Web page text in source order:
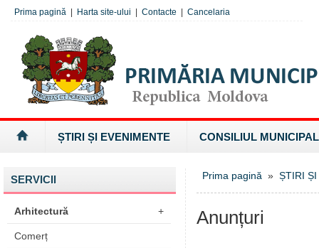
Prima pagină Harta site-ului Contacte Cancelaria
ȘTIRI ȘI EVENIMENTE CONSILIUL MUNICIPAL
SERVICII
Arhitectură +
Comerț
Prima pagină » ȘTIRI
Anunțuri